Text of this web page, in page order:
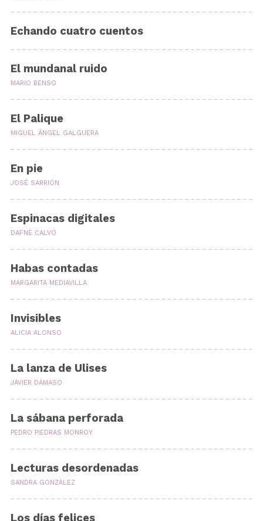
Echando cuatro cuentos
El mundanal ruido
MARIO BENSO
El Palique
MIGUEL ÁNGEL GALGUERA
En pie
JOSÉ SARRIÓN
Espinacas digitales
DAFNE CALVO
Habas contadas
MARGARITA MEDIAVILLA
Invisibles
ALICIA ALONSO
La lanza de Ulises
JAVIER DÁMASO
La sábana perforada
PEDRO PIEDRAS MONROY
Lecturas desordenadas
SANDRA GONZÁLEZ
Los días felices